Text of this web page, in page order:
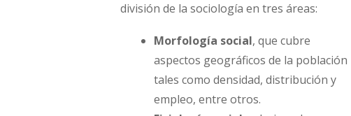
división de la sociología en tres áreas:
Morfología social, que cubre
aspectos geográficos de la población
tales como densidad, distribución y
empleo, entre otros.